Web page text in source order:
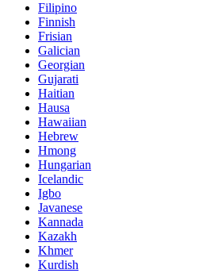
Filipino
Finnish
Frisian
Galician
Georgian
Gujarati
Haitian
Hausa
Hawaiian
Hebrew
Hmong
Hungarian
Icelandic
Igbo
Javanese
Kannada
Kazakh
Khmer
Kurdish